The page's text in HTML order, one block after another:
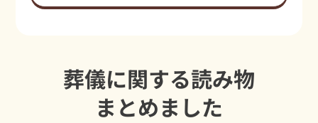
葬儀に関する読み物
まとめました